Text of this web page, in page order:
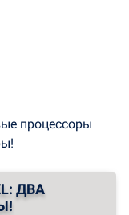
процессоры
ДВА